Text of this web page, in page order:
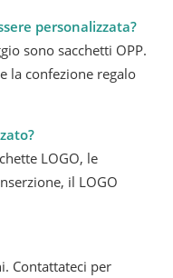
personalizzata?
sono sacchetti OPP.
la confezione regalo
LOGO, le
il LOGO
Contattateci per